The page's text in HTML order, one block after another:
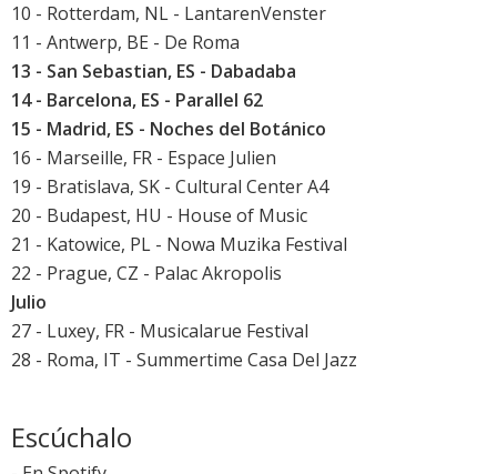
10 - Rotterdam, NL - LantarenVenster
11 - Antwerp, BE - De Roma
13 - San Sebastian, ES - Dabadaba
14 - Barcelona, ES - Parallel 62
15 - Madrid, ES - Noches del Botánico
16 - Marseille, FR - Espace Julien
19 - Bratislava, SK - Cultural Center A4
20 - Budapest, HU - House of Music
21 - Katowice, PL - Nowa Muzika Festival
22 - Prague, CZ - Palac Akropolis
Julio
27 - Luxey, FR - Musicalarue Festival
28 - Roma, IT - Summertime Casa Del Jazz
Escúchalo